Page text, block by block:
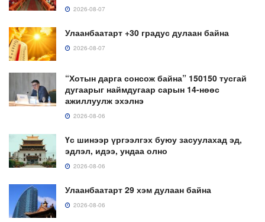
2026-08-07
Улаанбаатарт +30 градус дулаан байна
2026-08-07
“Хотын дарга сонсож байна” 150150 тусгай
дугаарыг наймдугаар сарын 14-нөөс
ажиллуулж эхэлнэ
2026-08-06
Үс шинээр үргээлгэх буюу засуулахад эд,
эдлэл, идээ, ундаа олно
2026-08-06
Улаанбаатарт 29 хэм дулаан байна
2026-08-06